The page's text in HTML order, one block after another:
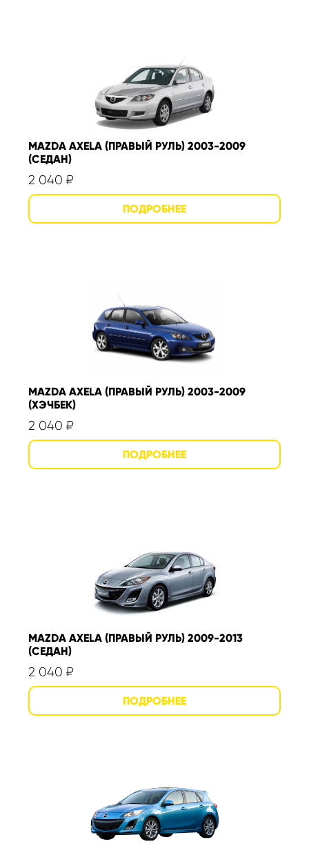
MAZDA AXELA (ПРАВЫЙ РУЛЬ) 2003-2009
(СЕДАН)
2 040 ₽
MAZDA AXELA (ПРАВЫЙ РУЛЬ) 2003-2009
(ХЭЧБЕК)
2 040 ₽
MAZDA AXELA (ПРАВЫЙ РУЛЬ) 2009-2013
(СЕДАН)
2 040 ₽